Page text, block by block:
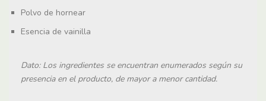
Polvo de hornear
Esencia de vainilla
Dato: Los ingredientes se encuentran enumerados según su
presencia en el producto, de mayor a menor cantidad.